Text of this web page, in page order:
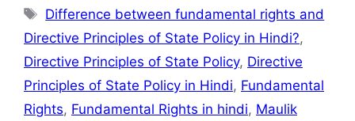
Tags
Difference between fundamental rights and
Directive Principles of State Policy in Hindi?,
Directive Principles of State Policy, Directive
Principles of State Policy in Hindi, Fundamental
Rights, Fundamental Rights in hindi, Maulik